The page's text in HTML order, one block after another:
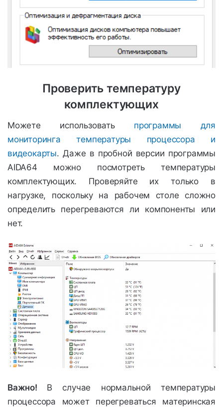
Проверить температуру
комплектующих
Можете использовать программы для
мониторинга температуры процессора и
видеокарты. Даже в пробной версии программы
AIDA64 можно посмотреть температуры
комплектующих. Проверяйте их только в
нагрузке, поскольку на рабочем столе сложно
определить перегреваются ли компоненты или
нет.
Важно! В случае нормальной температуры
процессора может перегреваться материнская